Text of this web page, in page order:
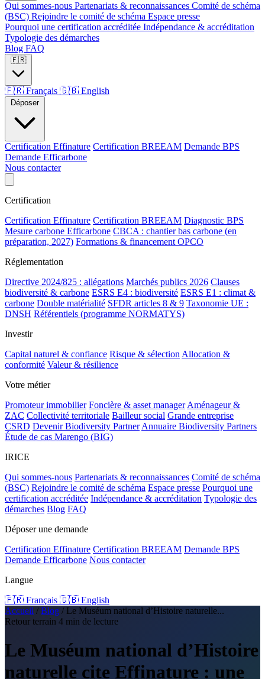
Qui sommes-nous Partenariats & reconnaissances Comité de schéma
(BSC) Rejoindre le comité de schéma Espace presse
Pourquoi une certification accréditée Indépendance & accréditation
Typologie des démarches
Blog FAQ
🇫🇷
🇫🇷 Français 🇬🇧 English
Déposer
Certification Effinature Certification BREEAM Demande BPS
Demande Efficarbone
Nous contacter
Certification
Certification Effinature Certification BREEAM Diagnostic BPS
Mesure carbone Efficarbone CBCA : chantier bas carbone (en
préparation, 2027) Formations & financement OPCO
Réglementation
Directive 2024/825 : allégations Marchés publics 2026 Clauses
biodiversité & carbone ESRS E4 : biodiversité ESRS E1 : climat &
carbone Double matérialité SFDR articles 8 & 9 Taxonomie UE :
DNSH Référentiels (programme NORMATYS)
Investir
Capital naturel & confiance Risque & sélection Allocation &
conformité Valeur & résilience
Votre métier
Promoteur immobilier Foncière & asset manager Aménageur &
ZAC Collectivité territoriale Bailleur social Grande entreprise
CSRD Devenir Biodiversity Partner Annuaire Biodiversity Partners
Étude de cas Marengo (BIG)
IRICE
Qui sommes-nous Partenariats & reconnaissances Comité de schéma
(BSC) Rejoindre le comité de schéma Espace presse Pourquoi une
certification accréditée Indépendance & accréditation Typologie des
démarches Blog FAQ
Déposer une demande
Certification Effinature Certification BREEAM Demande BPS
Demande Efficarbone Nous contacter
Langue
🇫🇷 Français 🇬🇧 English
Accueil / Blog / Le Muséum national d’Histoire naturelle...
Retour terrain 4 min de lecture
Le Muséum national d’Histoire
naturelle cite Effinature : une